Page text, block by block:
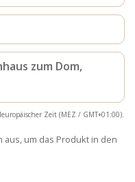
zum Dom,
Zeit (MEZ / GMT+01:00).
um das Produkt in den